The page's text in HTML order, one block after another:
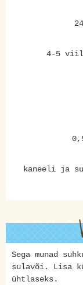
4-5
kaneeli ja
Sega munad
sulavõi. Lisa
ühtlaseks.